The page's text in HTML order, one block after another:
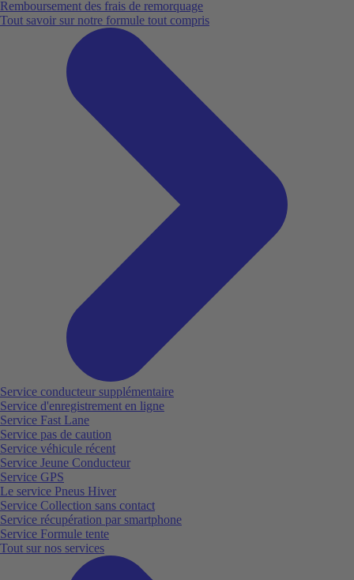
Remboursement des frais de remorquage
Tout savoir sur notre formule tout compris
Service conducteur supplémentaire
Service d'enregistrement en ligne
Service Fast Lane
Service pas de caution
Service véhicule récent
Service Jeune Conducteur
Service GPS
Le service Pneus Hiver
Service Collection sans contact
Service récupération par smartphone
Service Formule tente
Tout sur nos services